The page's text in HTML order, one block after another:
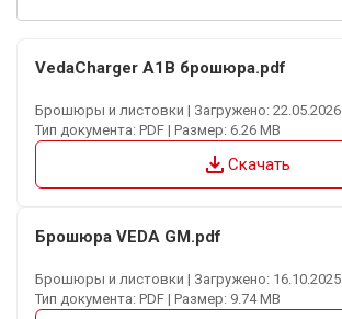
VedaCharger A1B брошюра.pdf
Брошюры и листовки | Загружено: 22.05.2026
Тип документа: PDF | Размер: 6.26 MB
file_download Скачать
Брошюра VEDA GM.pdf
Брошюры и листовки | Загружено: 16.10.2025
Тип документа: PDF | Размер: 9.74 MB